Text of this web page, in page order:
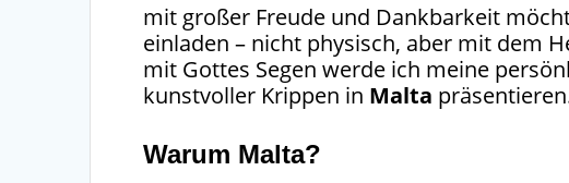
mit großer Freude und Dankbarkeit
einladen – nicht physisch, aber mit dem
mit Gottes Segen werde ich meine
kunstvoller Krippen in Malta
Warum Malta?